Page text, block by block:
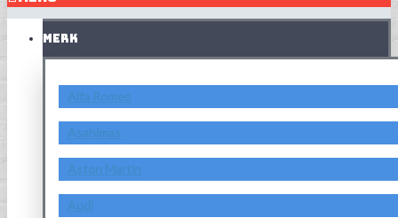
MERK
Alfa Romeo
Asahimas
Aston Martin
Audi